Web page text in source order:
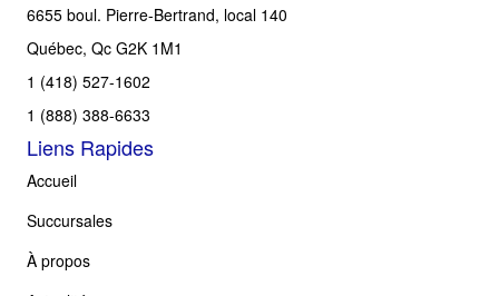
6655 boul. Pierre-Bertrand, local 140
Québec, Qc G2K 1M1
1 (418) 527-1602
1 (888) 388-6633
Liens Rapides
Accueil
Succursales
À propos